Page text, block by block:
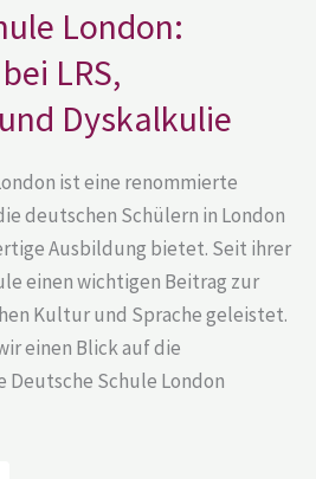
London:
LRS,
Dyskalkulie
ist eine renommierte
deutschen Schülern in London
Ausbildung bietet. Seit ihrer
einen wichtigen Beitrag zur
Kultur und Sprache geleistet.
einen Blick auf die
Schule London